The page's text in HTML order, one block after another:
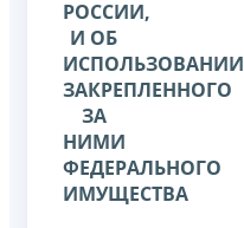
РОССИИ,
И ОБ
ИСПОЛЬЗОВАНИИ
ЗАКРЕПЛЕННОГО
ЗА
НИМИ
ФЕДЕРАЛЬНОГО
ИМУЩЕСТВА